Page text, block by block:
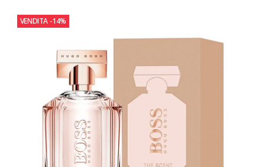
VENDITA -14%